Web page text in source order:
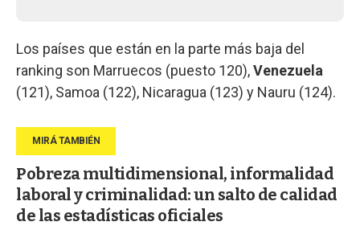
Los países que están en la parte más baja del
ranking son Marruecos (puesto 120),Venezuela
(121), Samoa (122), Nicaragua (123) y Nauru (124).
Pobreza multidimensional, informalidad
laboral y criminalidad: un salto de calidad
de las estadísticas oficiales